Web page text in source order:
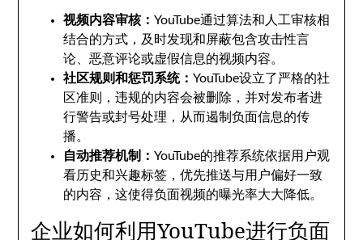
视频内容审核：YouTube通过算法和人工审核相
结合的方式，及时发现和屏蔽包含攻击性言
论、恶意评论或虚假信息的视频内容。
社区规则和惩罚系统：YouTube设立了严格的社
区准则，违规的内容会被删除，并对发布者进
行警告或封号处理，从而遏制负面信息的传
播。
自动推荐机制：YouTube的推荐系统依据用户观
看历史和兴趣标签，优先推送与用户偏好一致
的内容，这使得负面视频的曝光率大大降低。
企业如何利用YouTube进行负面